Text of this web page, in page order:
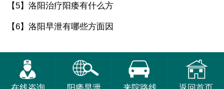
【5】 洛阳治疗阳痿有什么方
【6】 洛阳早泄有哪些方面因